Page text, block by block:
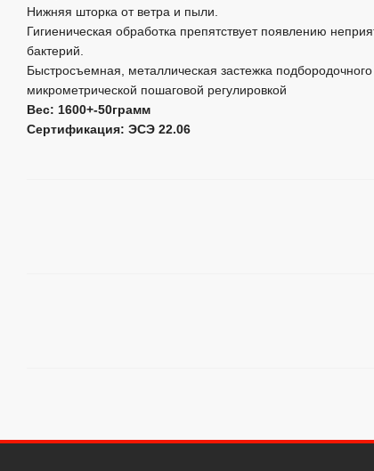
Нижняя шторка от ветра и пыли.
Гигиеническая обработка препятствует появлению
бактерий.
Быстросъемная, металлическая застежка
микрометрической пошаговой регулировкой
Вес: 1600+-50грамм
Сертификация: ЭСЭ 22.06